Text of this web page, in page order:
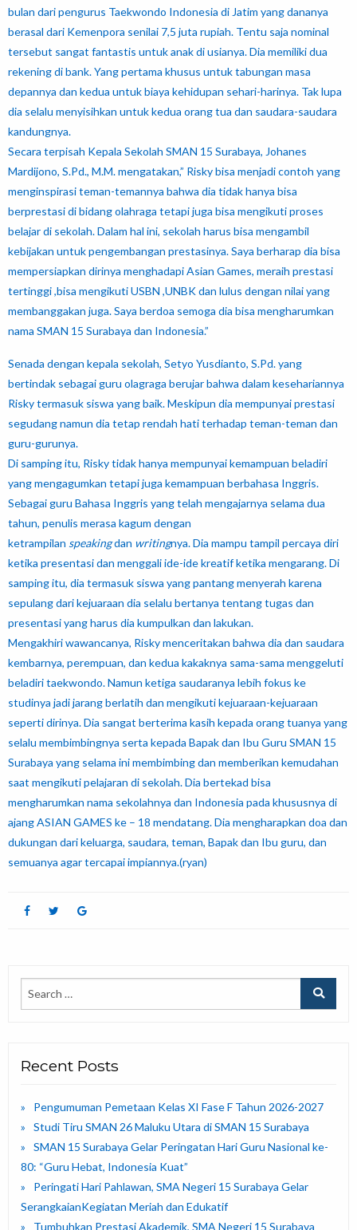
bulan dari pengurus Taekwondo Indonesia di Jatim yang dananya
berasal dari Kemenpora senilai 7,5 juta rupiah. Tentu saja nominal
tersebut sangat fantastis untuk anak di usianya. Dia memiliki dua
rekening di bank. Yang pertama khusus untuk tabungan masa
depannya dan kedua untuk biaya kehidupan sehari-harinya. Tak lupa
dia selalu menyisihkan untuk kedua orang tua dan saudara-saudara
kandungnya.
Secara terpisah Kepala Sekolah SMAN 15 Surabaya, Johanes
Mardijono, S.Pd., M.M. mengatakan,” Risky bisa menjadi contoh yang
menginspirasi teman-temannya bahwa dia tidak hanya bisa
berprestasi di bidang olahraga tetapi juga bisa mengikuti proses
belajar di sekolah. Dalam hal ini, sekolah harus bisa mengambil
kebijakan untuk pengembangan prestasinya. Saya berharap dia bisa
mempersiapkan dirinya menghadapi Asian Games, meraih prestasi
tertinggi ,bisa mengikuti USBN ,UNBK dan lulus dengan nilai yang
membanggakan juga. Saya berdoa semoga dia bisa mengharumkan
nama SMAN 15 Surabaya dan Indonesia.”
Senada dengan kepala sekolah, Setyo Yusdianto, S.Pd. yang
bertindak sebagai guru olagraga berujar bahwa dalam kesehariannya
Risky termasuk siswa yang baik. Meskipun dia mempunyai prestasi
segudang namun dia tetap rendah hati terhadap teman-teman dan
guru-gurunya.
Di samping itu, Risky tidak hanya mempunyai kemampuan beladiri
yang mengagumkan tetapi juga kemampuan berbahasa Inggris.
Sebagai guru Bahasa Inggris yang telah mengajarnya selama dua
tahun, penulis merasa kagum dengan
ketrampilan speakingdan writingnya. Dia mampu tampil percaya diri
ketika presentasi dan menggali ide-ide kreatif ketika mengarang. Di
samping itu, dia termasuk siswa yang pantang menyerah karena
sepulang dari kejuaraan dia selalu bertanya tentang tugas dan
presentasi yang harus dia kumpulkan dan lakukan.
Mengakhiri wawancanya, Risky menceritakan bahwa dia dan saudara
kembarnya, perempuan, dan kedua kakaknya sama-sama menggeluti
beladiri taekwondo. Namun ketiga saudaranya lebih fokus ke
studinya jadi jarang berlatih dan mengikuti kejuaraan-kejuaraan
seperti dirinya. Dia sangat berterima kasih kepada orang tuanya yang
selalu membimbingnya serta kepada Bapak dan Ibu Guru SMAN 15
Surabaya yang selama ini membimbing dan memberikan kemudahan
saat mengikuti pelajaran di sekolah. Dia bertekad bisa
mengharumkan nama sekolahnya dan Indonesia pada khususnya di
ajang ASIAN GAMES ke – 18 mendatang. Dia mengharapkan doa dan
dukungan dari keluarga, saudara, teman, Bapak dan Ibu guru, dan
semuanya agar tercapai impiannya.(ryan)
Recent Posts
Pengumuman Pemetaan Kelas XI Fase F Tahun 2026-2027
Studi Tiru SMAN 26 Maluku Utara di SMAN 15 Surabaya
SMAN 15 Surabaya Gelar Peringatan Hari Guru Nasional ke-
80: “Guru Hebat, Indonesia Kuat”
Peringati Hari Pahlawan, SMA Negeri 15 Surabaya Gelar
SerangkaianKegiatan Meriah dan Edukatif
Tumbuhkan Prestasi Akademik, SMA Negeri 15 Surabaya